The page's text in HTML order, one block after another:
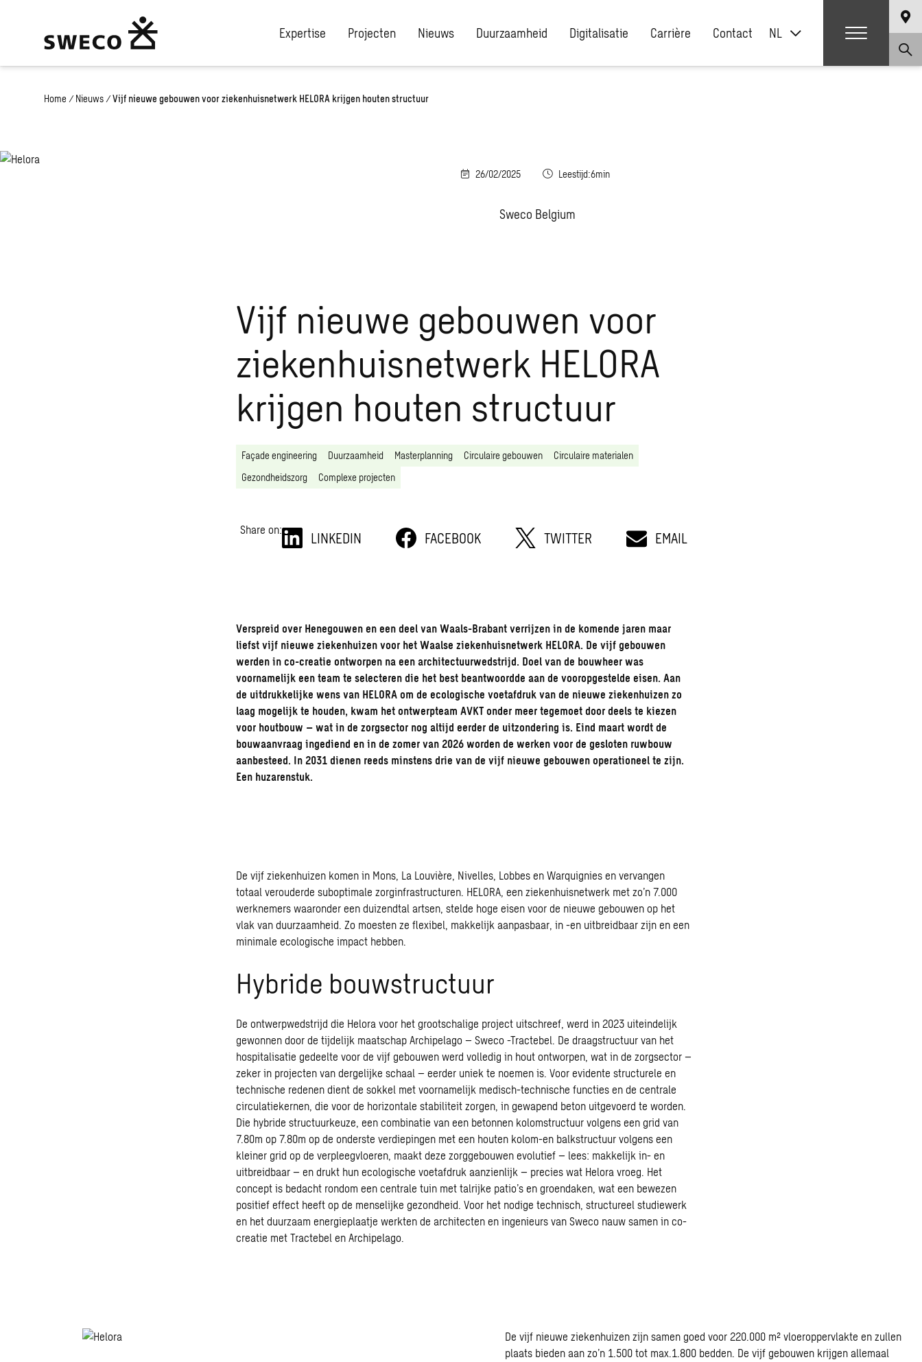
Expertise Projecten Nieuws Duurzaamheid Digitalisatie Carrière Contact NL
Home / Nieuws / Vijf nieuwe gebouwen voor ziekenhuisnetwerk HELORA krijgen houten structuur
26/02/2025 Leestijd:6min
Sweco Belgium
Vijf nieuwe gebouwen voor
ziekenhuisnetwerk HELORA
krijgen houten structuur
Façade engineering Duurzaamheid Masterplanning Circulaire gebouwen
Circulaire materialen
Gezondheidszorg
Complexe projecten
Share on:
LINKEDIN FACEBOOK TWITTER EMAIL
Verspreid over Henegouwen en een deel van Waals-Brabant verrijzen in de komende jaren maar
liefst vijf nieuwe ziekenhuizen voor het Waalse ziekenhuisnetwerk HELORA. De vijf gebouwen
werden in co-creatie ontworpen na een architectuurwedstrijd. Doel van de bouwheer was
voornamelijk een team te selecteren die het best beantwoordde aan de vooropgestelde eisen. Aan
de uitdrukkelijke wens van HELORA om de ecologische voetafdruk van de nieuwe ziekenhuizen zo
laag mogelijk te houden, kwam het ontwerpteam AVKT onder meer tegemoet door deels te kiezen
voor houtbouw – wat in de zorgsector nog altijd eerder de uitzondering is. Eind maart wordt de
bouwaanvraag ingediend en in de zomer van 2026 worden de werken voor de gesloten ruwbouw
aanbesteed. In 2031 dienen reeds minstens drie van de vijf nieuwe gebouwen operationeel te zijn.
Een huzarenstuk.
De vijf ziekenhuizen komen in Mons, La Louvière, Nivelles, Lobbes en Warquignies en vervangen
totaal verouderde suboptimale zorginfrastructuren. HELORA, een ziekenhuisnetwerk met zo’n 7.000
werknemers waaronder een duizendtal artsen, stelde hoge eisen voor de nieuwe gebouwen op het
vlak van duurzaamheid. Zo moesten ze flexibel, makkelijk aanpasbaar, in -en uitbreidbaar zijn en een
minimale ecologische impact hebben.
Hybride bouwstructuur
De ontwerpwedstrijd die Helora voor het grootschalige project uitschreef, werd in 2023 uiteindelijk
gewonnen door de tijdelijk maatschap Archipelago – Sweco -Tractebel. De draagstructuur van het
hospitalisatie gedeelte voor de vijf gebouwen werd volledig in hout ontworpen, wat in de zorgsector –
zeker in projecten van dergelijke schaal – eerder uniek te noemen is. Voor evidente structurele en
technische redenen dient de sokkel met voornamelijk medisch-technische functies en de centrale
circulatiekernen, die voor de horizontale stabiliteit zorgen, in gewapend beton uitgevoerd te worden.
Die hybride structuurkeuze, een combinatie van een betonnen kolomstructuur volgens een grid van
7.80m op 7.80m op de onderste verdiepingen met een houten kolom-en balkstructuur volgens een
kleiner grid op de verpleegvloeren, maakt deze zorggebouwen evolutief – lees: makkelijk in- en
uitbreidbaar – en drukt hun ecologische voetafdruk aanzienlijk – precies wat Helora vroeg. Het
concept is bedacht rondom een centrale tuin met talrijke patio’s en groendaken, wat een bewezen
positief effect heeft op de menselijke gezondheid. Voor het nodige technisch, structureel studiewerk
en het duurzaam energieplaatje werkten de architecten en ingenieurs van Sweco nauw samen in co-
creatie met Tractebel en Archipelago.
De vijf nieuwe ziekenhuizen zijn samen goed voor 220.000 m² vloeroppervlakte en zullen
plaats bieden aan zo’n 1.500 tot max.1.800 bedden. De vijf gebouwen krijgen allemaal